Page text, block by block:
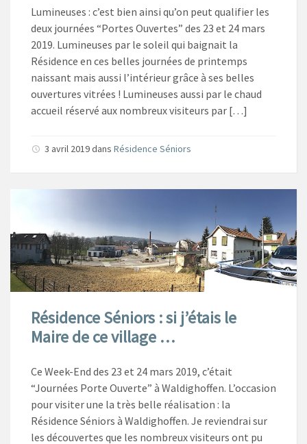
Lumineuses : c’est bien ainsi qu’on peut qualifier les
deux journées “Portes Ouvertes” des 23 et 24 mars
2019. Lumineuses par le soleil qui baignait la
Résidence en ces belles journées de printemps
naissant mais aussi l’intérieur grâce à ses belles
ouvertures vitrées ! Lumineuses aussi par le chaud
accueil réservé aux nombreux visiteurs par […]
3 avril 2019dans Résidence Séniors
Résidence Séniors : si j’étais le
Maire de ce village …
Ce Week-End des 23 et 24 mars 2019, c’était
“Journées Porte Ouverte” à Waldighoffen. L’occasion
pour visiter une la très belle réalisation : la
Résidence Séniors à Waldighoffen. Je reviendrai sur
les découvertes que les nombreux visiteurs ont pu